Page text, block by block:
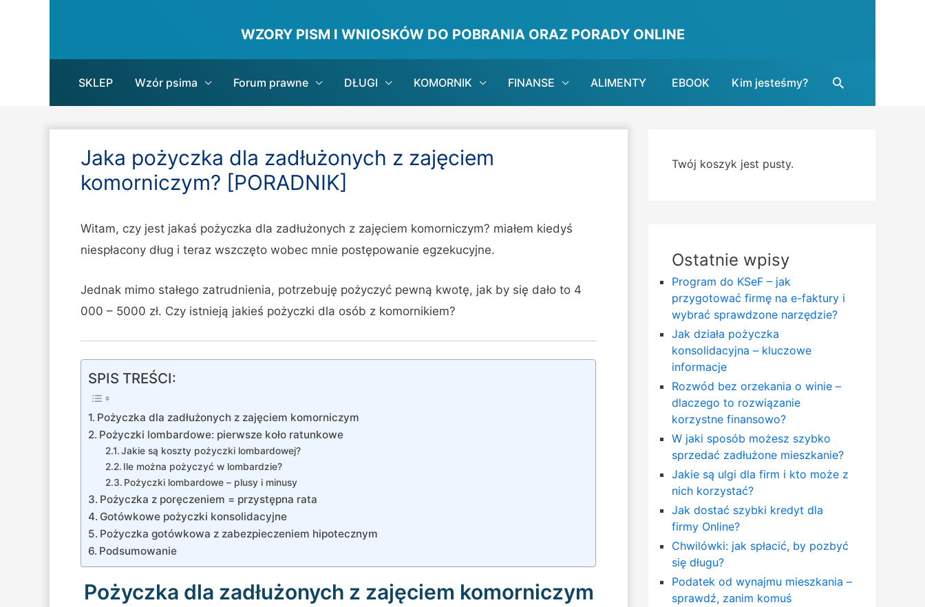
WZORY PISM I WNIOSKÓW DO POBRANIA ORAZ PORADY ONLINE
SKLEP Wzór psima Forum prawne DŁUGI KOMORNIK FINANSE ALIMENTY EBOOK Kim jesteśmy? Search
Jaka pożyczka dla zadłużonych z zajęciem
komorniczym? [PORADNIK]
Witam, czy jest jakaś pożyczka dla zadłużonych z zajęciem komorniczym? miałem kiedyś
niespłacony dług i teraz wszczęto wobec mnie postępowanie egzekucyjne.
Jednak mimo stałego zatrudnienia, potrzebuję pożyczyć pewną kwotę, jak by się dało to 4
000 – 5000 zł. Czy istnieją jakieś pożyczki dla osób z komornikiem?
SPIS TREŚCI:
Pożyczka dla zadłużonych z zajęciem komorniczym
Pożyczki lombardowe: pierwsze koło ratunkowe
Jakie są koszty pożyczki lombardowej?
Ile można pożyczyć w lombardzie?
Pożyczki lombardowe – plusy i minusy
Pożyczka z poręczeniem = przystępna rata
Gotówkowe pożyczki konsolidacyjne
Pożyczka gotówkowa z zabezpieczeniem hipotecznym
Podsumowanie
Pożyczka dla zadłużonych z zajęciem komorniczym
Twój koszyk jest pusty.
Ostatnie wpisy
Program do KSeF – jak
przygotować firmę na e-faktury i
wybrać sprawdzone narzędzie?
Jak działa pożyczka
konsolidacyjna – kluczowe
informacje
Rozwód bez orzekania o winie –
dlaczego to rozwiązanie
korzystne finansowo?
W jaki sposób możesz szybko
sprzedać zadłużone mieszkanie?
Jakie są ulgi dla firm i kto może z
nich korzystać?
Jak dostać szybki kredyt dla
firmy Online?
Chwilówki: jak spłacić, by pozbyć
się długu?
Podatek od wynajmu mieszkania –
sprawdź, zanim komuś